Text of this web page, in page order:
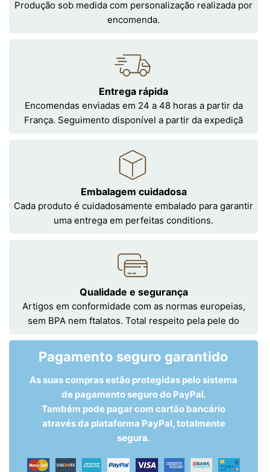
Produção sob medida com personalização realizada por
encomenda.
Entrega rápida
Encomendas enviadas em 24 a 48 horas a partir da
França. Seguimento disponível a partir da expediçã
Embalagem cuidadosa
Cada produto é cuidadosamente embalado para garantir
uma entrega em perfeitas conditions.
Qualidade e segurança
Artigos em conformidade com as normas europeias,
sem BPA nem ftalatos. Total respeito pela pele do
Pagamento seguro garantido
As suas compras estão protegidas pelo sistema
de pagamento seguro do PayPal.
Também pode pagar com cartão bancário
através da plataforma PayPal, totalmente
segura.